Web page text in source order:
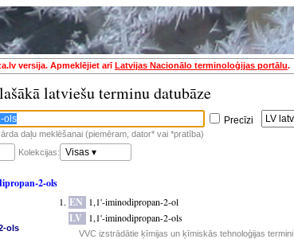
versija. Apmeklējiet arīLatvijas Nacionālo terminoloģijas portālu.
latviešu terminu datubāze
Precīzi
daļu meklēšanai (piemēram, dator* vai *pratība)
Kolekcijas: Visas ▾
2-ols
ols
EN 1,1'-iminodipropan-2-ol
LV 1,1'-iminodipropan-2-ols
VVC izstrādātie ķīmijas un ķīmiskās tehnoloģijas termini